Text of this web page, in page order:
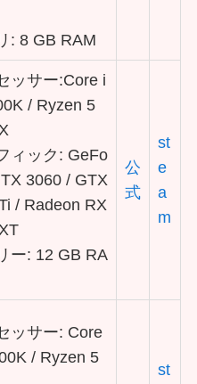
: 8 GB RAM
ッサー:Core i
/ Ryzen 5
ィック: GeFo
3060 / GTX
/ Radeon RX
ー: 12 GB RA
公
式
st
e
a
m
ッサー: Core
/ Ryzen 5
st